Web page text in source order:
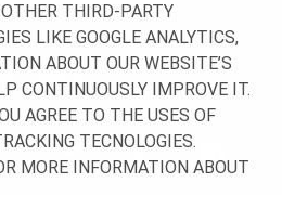
THIRD-PARTY
LIKE GOOGLE ANALYTICS,
ABOUT OUR WEBSITE’S
CONTINUOUSLY IMPROVE IT.
AGREE TO THE USES OF
TECNOLOGIES.
MORE INFORMATION ABOUT